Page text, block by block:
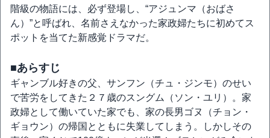
階級の物語には、必ず登場し、“アジュンマ（おばさ
ん）”と呼ばれ、名前さえなかった家政婦たちに初めてス
ポットを当てた新感覚ドラマだ。
■あらすじ
ギャンブル好きの父、サンフン（チュ・ジンモ）のせい
で苦労をしてきた２７歳のスングム（ソン・ユリ）。家
政婦として働いていた家でも、家の長男ゴヌ（チョン・
ギョウン）の帰国とともに失業してしまう。しかしその